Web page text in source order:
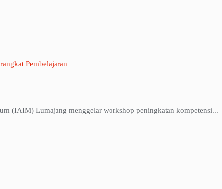
Pembelajaran
(IAIM) Lumajang menggelar workshop peningkatan kompetensi...